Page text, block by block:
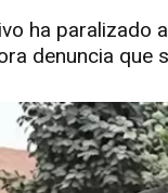
ha paralizado
denuncia